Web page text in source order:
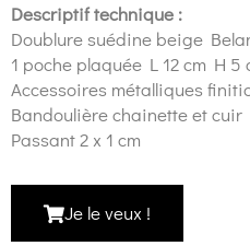
Descriptif technique :
Doublure suédine beige
1 poche plaquée L 12 cm H 5
Accessoires métalliques
Bandoulière chainette et cuir
Passant 2 x 1 cm
Je le veux !